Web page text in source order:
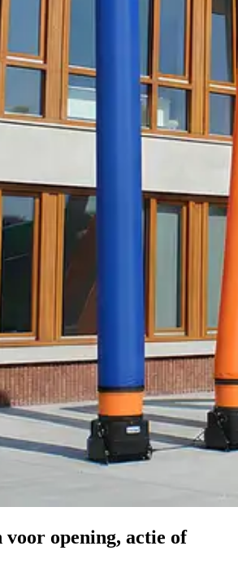
voor opening, actie of